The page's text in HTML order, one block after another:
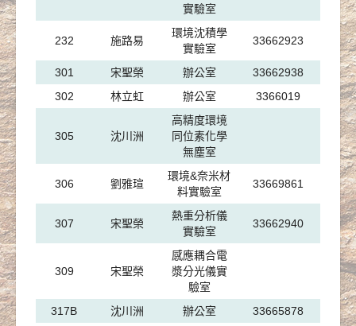
實驗室
232 施路易
環境沈積學
實驗室
33662923
301 宋聖榮 辦公室
33662938
302
林立虹 辦公室 3366019
305 沈川洲
高精度環境
同位素化學
無塵室
306 劉雅瑄
環境&奈米材
料實驗室
33669861
307 宋聖榮
熱重分析儀
實驗室
33662940
309 宋聖榮
感應耦合電
漿分光儀實
驗室
317B
沈川洲 辦公室
33665878